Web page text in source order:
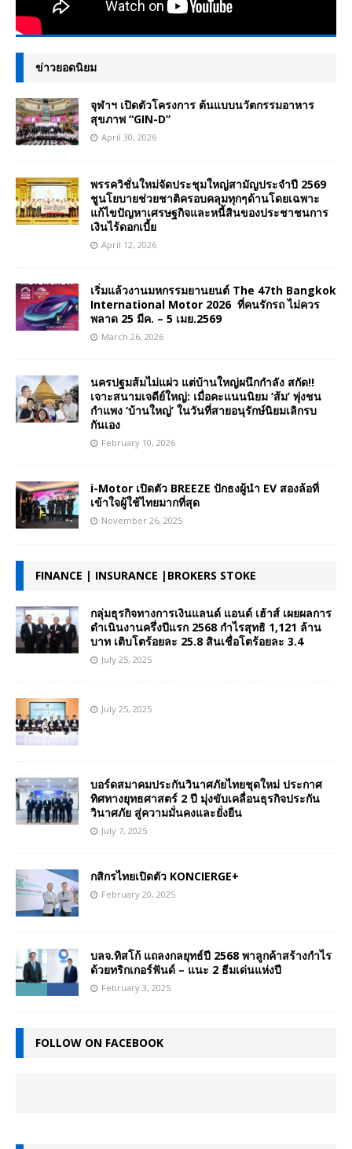
ข่าวยอดนิยม
จุฬาฯ เปิดตัวโครงการ ต้นแบบนวัตกรรมอาหาร
สุขภาพ “GIN-D”
April 30, 2026
พรรควิชั่นใหม่จัดประชุมใหญ่สามัญประจำปี 2569
ชูนโยบายช่วยชาติครอบคลุมทุกๆด้านโดยเฉพาะ
แก้ไขปัญหาเศรษฐกิจและหนี้สินของประชาชนการ
เงินไร้ดอกเบี้ย
April 12, 2026
เริ่มแล้วงานมหกรรมยานยนต์ The 47th Bangkok
International Motor 2026 ที่คนรักรถ ไม่ควร
พลาด 25 มีค. – 5 เมย.2569
March 26, 2026
นครปฐมส้มไม่แผ่ว แต่บ้านใหญ่ผนึกกำลัง สกัด!!
เจาะสนามเจดีย์ใหญ่: เมื่อคะแนนนิยม ‘ส้ม’ พุ่งชน
กำแพง ‘บ้านใหญ่’ ในวันที่สายอนุรักษ์นิยมเลิกรบ
กันเอง
February 10, 2026
i-Motor เปิดตัว BREEZE ปักธงผู้นำ EV สองล้อที่
เข้าใจผู้ใช้ไทยมากที่สุด
November 26, 2025
FINANCE | INSURANCE |BROKERS STOKE
กลุ่มธุรกิจทางการเงินแลนด์ แอนด์ เฮ้าส์ เผยผลการ
ดำเนินงานครึ่งปีแรก 2568 กำไรสุทธิ 1,121 ล้าน
บาท เติบโตร้อยละ 25.8 สินเชื่อโตร้อยละ 3.4
July 25, 2025
July 25, 2025
บอร์ดสมาคมประกันวินาศภัยไทยชุดใหม่ ประกาศ
ทิศทางยุทธศาสตร์ 2 ปี มุ่งขับเคลื่อนธุรกิจประกัน
วินาศภัย สู่ความมั่นคงและยั่งยืน
July 7, 2025
กสิกรไทยเปิดตัว KONCIERGE+
February 20, 2025
บลจ.ทิสโก้ แถลงกลยุทธ์ปี 2568 พาลูกค้าสร้างกำไร
ด้วยทริกเกอร์ฟันด์ – แนะ 2 ธีมเด่นแห่งปี
February 3, 2025
FOLLOW ON FACEBOOK